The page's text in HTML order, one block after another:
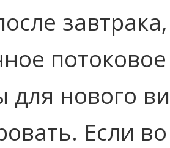
для нового
Если